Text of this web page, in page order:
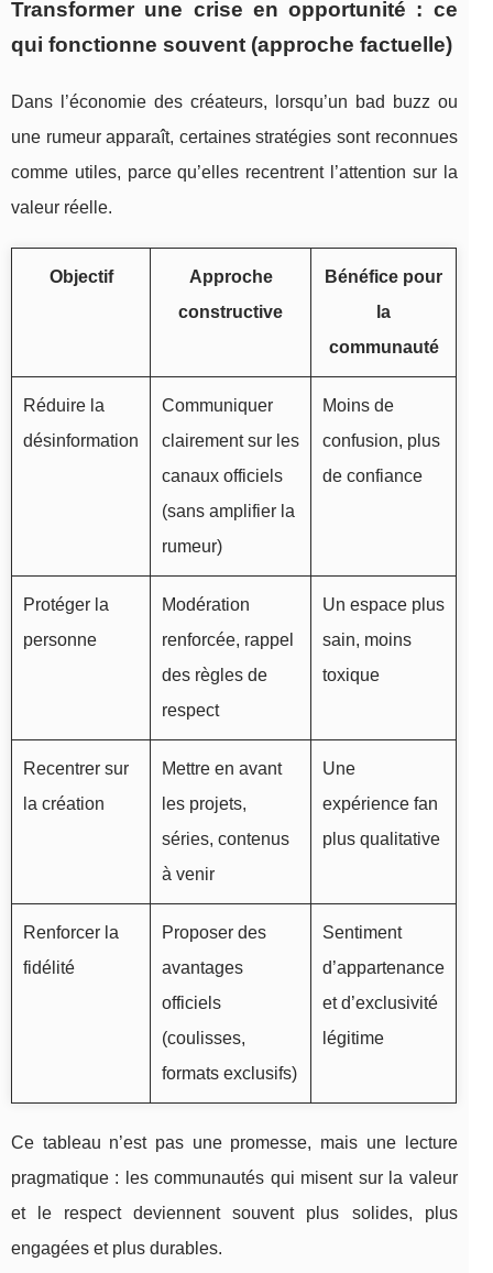
Transformer une crise en opportunité : ce
qui fonctionne souvent (approche factuelle)
Dans l’économie des créateurs, lorsqu’un bad buzz ou
une rumeur apparaît, certaines stratégies sont reconnues
comme utiles, parce qu’elles recentrent l’attention sur la
valeur réelle.
Objectif
Approche
constructive
Bénéfice pour
la
communauté
Réduire la
désinformation
Communiquer
clairement sur les
canaux officiels
(sans amplifier la
rumeur)
Moins de
confusion, plus
de confiance
Protéger la
personne
Modération
renforcée, rappel
des règles de
respect
Un espace plus
sain, moins
toxique
Recentrer sur
la création
Mettre en avant
les projets,
séries, contenus
à venir
Une
expérience fan
plus qualitative
Renforcer la
fidélité
Proposer des
avantages
officiels
(coulisses,
formats exclusifs)
Sentiment
d’appartenance
et d’exclusivité
légitime
Ce tableau n’est pas une promesse, mais une lecture
pragmatique : les communautés qui misent sur la valeur
et le respect deviennent souvent plus solides, plus
engagées et plus durables.